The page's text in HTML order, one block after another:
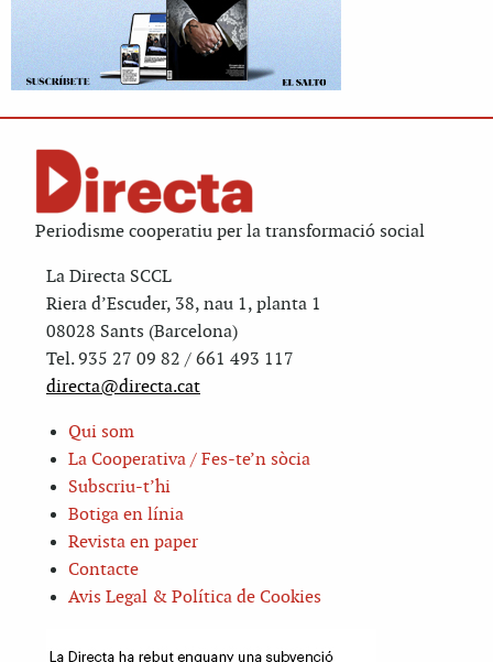
Periodisme cooperatiu per la transformació social
La Directa SCCL
Riera d’Escuder, 38, nau 1, planta 1
08028 Sants (Barcelona)
Tel. 935 27 09 82 / 661 493 117
directa@directa.cat
Qui som
La Cooperativa / Fes-te’n sòcia
Subscriu-t’hi
Botiga en línia
Revista en paper
Contacte
Avis Legal & Política de Cookies